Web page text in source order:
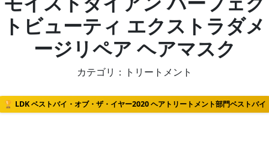
トビューティ エクストラダメ
ージリペア ヘアマスク
カテゴリ：トリートメント
🏆 LDK ベストバイ・オブ・ザ・イヤー2020 ヘアトリートメント部門ベストバイ